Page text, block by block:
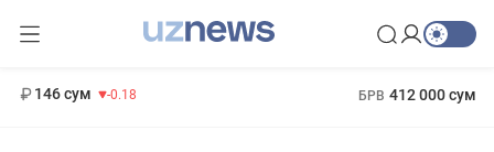
146 сум -0.18 БРВ 412 000 сум